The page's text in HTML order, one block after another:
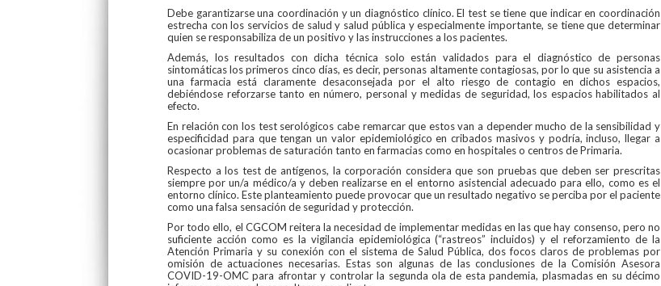
Debe garantizarse una coordinación y un diagnóstico clínico. El test se tiene que indicar en coordinación
estrecha con los servicios de salud y salud pública y especialmente importante, se tiene que determinar
quien se responsabiliza de un positivo y las instrucciones a los pacientes.
Además, los resultados con dicha técnica solo están validados para el diagnóstico de personas
sintomáticas los primeros cinco días, es decir, personas altamente contagiosas, por lo que su asistencia a
una farmacia está claramente desaconsejada por el alto riesgo de contagio en dichos espacios,
debiéndose reforzarse tanto en número, personal y medidas de seguridad, los espacios habilitados al
efecto.
En relación con los test serológicos cabe remarcar que estos van a depender mucho de la sensibilidad y
especificidad para que tengan un valor epidemiológico en cribados masivos y podría, incluso, llegar a
ocasionar problemas de saturación tanto en farmacias como en hospitales o centros de Primaria.
Respecto a los test de antígenos, la corporación considera que son pruebas que deben ser prescritas
siempre por un/a médico/a y deben realizarse en el entorno asistencial adecuado para ello, como es el
entorno clínico. Este planteamiento puede provocar que un resultado negativo se perciba por el paciente
como una falsa sensación de seguridad y protección.
Por todo ello, el CGCOM reitera la necesidad de implementar medidas en las que hay consenso, pero no
suficiente acción como es la vigilancia epidemiológica (“rastreos” incluidos) y el reforzamiento de la
Atención Primaria y su conexión con el sistema de Salud Pública, dos focos claros de problemas por
omisión de actuaciones necesarias. Estas son algunas de las conclusiones de la Comisión Asesora
COVID-19-OMC para afrontar y controlar la segunda ola de esta pandemia, plasmadas en su décimo